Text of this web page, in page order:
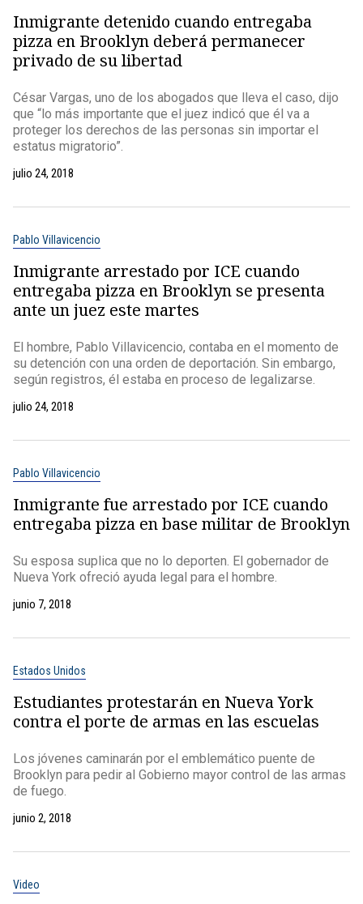
Inmigrante detenido cuando entregaba
pizza en Brooklyn deberá permanecer
privado de su libertad
César Vargas, uno de los abogados que lleva el caso, dijo
que “lo más importante que el juez indicó que él va a
proteger los derechos de las personas sin importar el
estatus migratorio”.
julio 24, 2018
Pablo Villavicencio
Inmigrante arrestado por ICE cuando
entregaba pizza en Brooklyn se presenta
ante un juez este martes
El hombre, Pablo Villavicencio, contaba en el momento de
su detención con una orden de deportación. Sin embargo,
según registros, él estaba en proceso de legalizarse.
julio 24, 2018
Pablo Villavicencio
Inmigrante fue arrestado por ICE cuando
entregaba pizza en base militar de Brooklyn
Su esposa suplica que no lo deporten. El gobernador de
Nueva York ofreció ayuda legal para el hombre.
junio 7, 2018
Estados Unidos
Estudiantes protestarán en Nueva York
contra el porte de armas en las escuelas
Los jóvenes caminarán por el emblemático puente de
Brooklyn para pedir al Gobierno mayor control de las armas
de fuego.
junio 2, 2018
Video